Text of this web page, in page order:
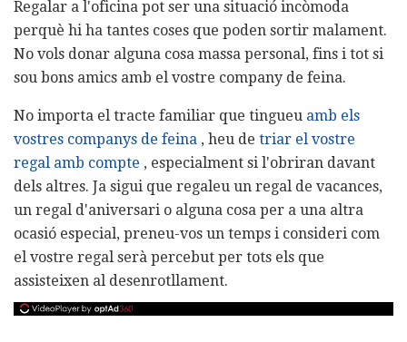
Regalar a l'oficina pot ser una situació incòmoda
perquè hi ha tantes coses que poden sortir malament.
No vols donar alguna cosa massa personal, fins i tot si
sou bons amics amb el vostre company de feina.
No importa el tracte familiar que tingueu amb els
vostres companys de feina , heu de triar el vostre
regal amb compte , especialment si l'obriran davant
dels altres. Ja sigui que regaleu un regal de vacances,
un regal d'aniversari o alguna cosa per a una altra
ocasió especial, preneu-vos un temps i consideri com
el vostre regal serà percebut per tots els que
assisteixen al desenrotllament.